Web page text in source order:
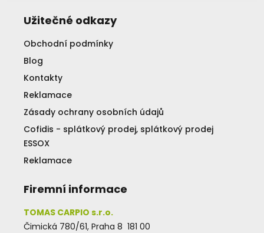
Užitečné odkazy
Obchodní podmínky
Blog
Kontakty
Reklamace
Zásady ochrany osobních údajů
Cofidis - splátkový prodej, splátkový prodej
ESSOX
Reklamace
Firemní informace
TOMAS CARPIO s.r.o.
Čimická 780/61, Praha 8 181 00